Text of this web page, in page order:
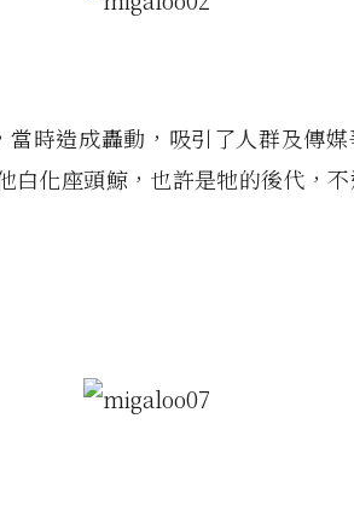
當時造成轟動，吸引了人群及傳
白化座頭鯨，也許是牠的後代，